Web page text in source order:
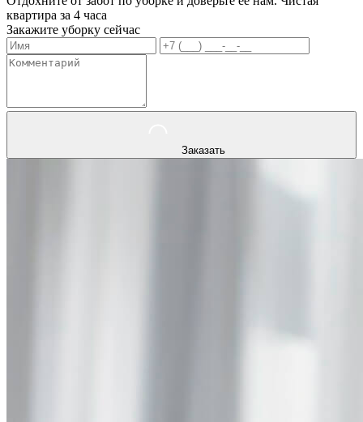
квартира за 4 часа
Закажите уборку сейчас
Заказать